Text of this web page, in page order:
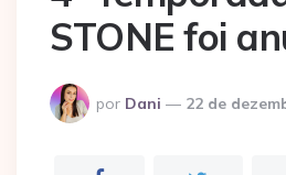
STONE foi
Postado
por
por Dani 22 de